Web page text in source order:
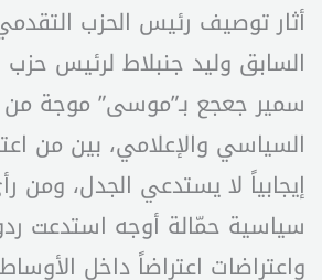
أثار توصيف رئيس الحزب
السابق وليد جنبلاط لرئيس حزب
سمير جعجع بـ”موسى” موجة من
السياسي والإعلامي، بين من
إيجابياً لا يستدعي الجدل، ومن
سياسية حمّالة أوجه استدعت
واعتراضات اعتراضاً داخل